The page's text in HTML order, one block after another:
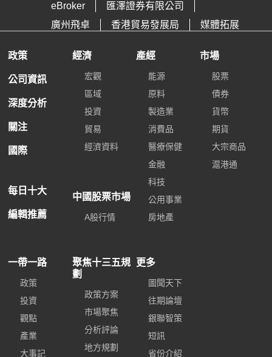
eBroker
匯澤證券有限公司
廣州飛卓
香港貿易發展局 媒體拓展
政策
公司資訊
深度分析
關注
國際
每日十大
編輯推薦
經濟
宏觀
區域
投資
貿易
經濟資料
中國股票市場
A股行情
產經
能源
原料
製造業
消費品
醫療保健
金融
科技
公用事業
房地產
市場
股票
債券
貨幣
期貨
大宗商品
滬港通
一帶一路
政策
投資
觀點
產業
大事記
聚焦十三五規
劃
政策方案
市場聚焦
分析評論
地方規劃
更多
圖聞天下
往期論壇
銀聯智策
短訊
省份介紹